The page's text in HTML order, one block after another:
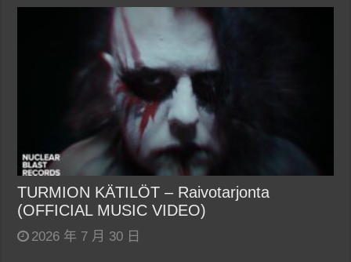
TURMION KÄTILÖT – Raivotarjonta
(OFFICIAL MUSIC VIDEO)
2026 年 7 月 30 日